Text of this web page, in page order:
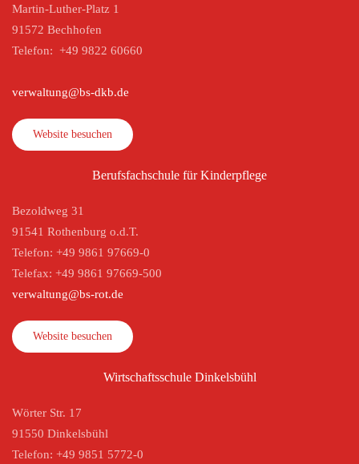
Martin-Luther-Platz 1
91572 Bechhofen
Telefon: +49 9822 60660
verwaltung@bs-dkb.de
Website besuchen
Berufsfachschule für Kinderpflege
Bezoldweg 31
91541 Rothenburg o.d.T.
Telefon: +49 9861 97669-0
Telefax: +49 9861 97669-500
verwaltung@bs-rot.de
Website besuchen
Wirtschaftsschule Dinkelsbühl
Wörter Str. 17
91550 Dinkelsbühl
Telefon: +49 9851 5772-0